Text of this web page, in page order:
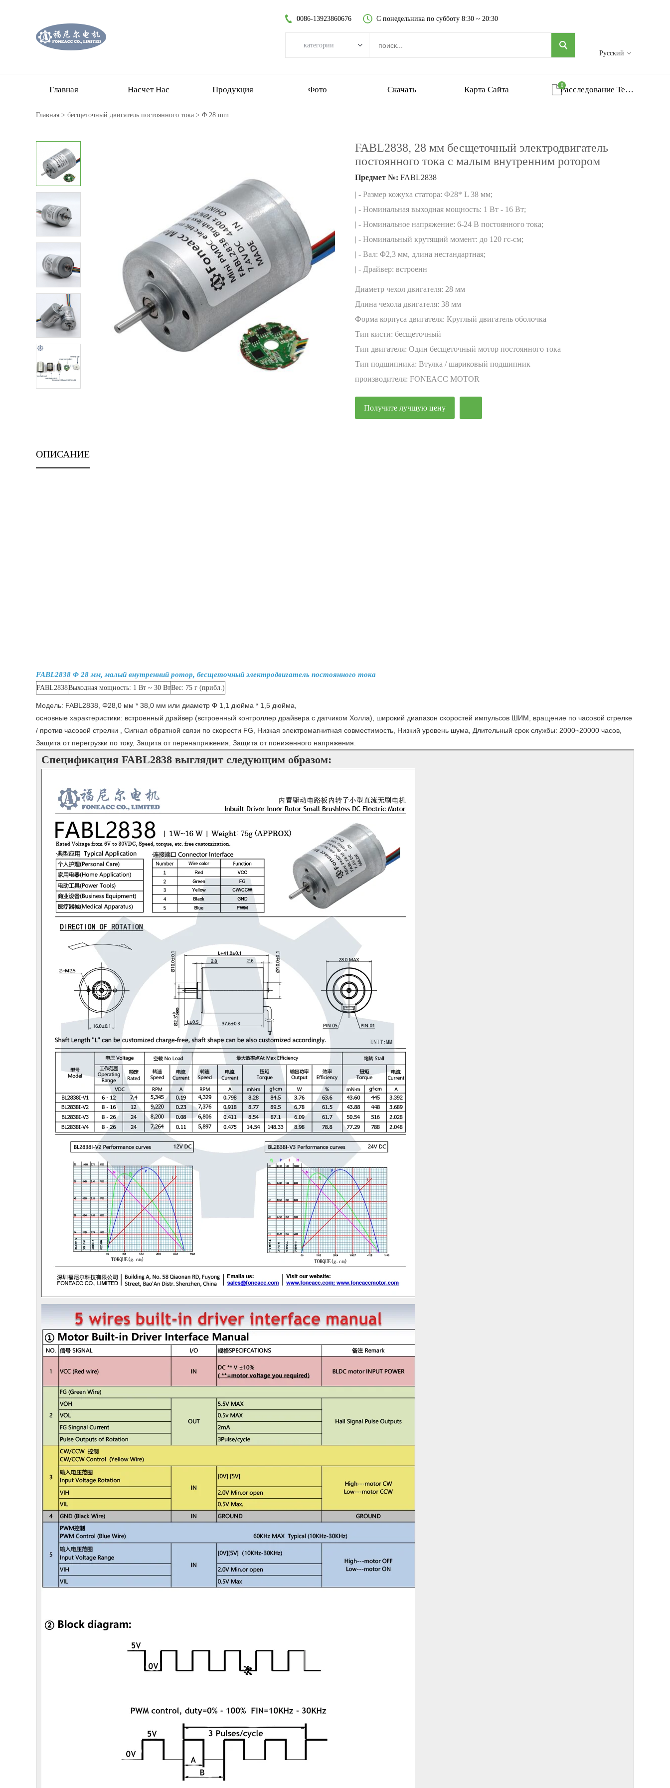
Русский
0086-13923860676 С понедельника по субботу 8:30 ~ 20:30
категории
бесколлекторный двигатель без сердечника
червячный мотор-редуктор
энкодер
Главная Насчет Нас Продукция Фото Скачать Карта Сайта Расследование Тележка
0
Главная > бесщеточный двигатель постоянного тока > Φ 28 mm
FABL2838, 28 мм бесщеточный электродвигатель
постоянного тока с малым внутренним ротором
Предмет №: FABL2838
| - Размер кожуха статора: Φ28* L 38 мм;
| - Номинальная выходная мощность: 1 Вт - 16 Вт;
| - Номинальное напряжение: 6-24 В постоянного тока;
| - Номинальный крутящий момент: до 120 гс-см;
| - Вал: Φ2,3 мм, длина нестандартная;
| - Драйвер: встроенн
Диаметр чехол двигателя: 28 мм
Длина чехола двигателя: 38 мм
Форма корпуса двигателя: Круглый двигатель оболочка
Тип кисти: бесщеточный
Тип двигателя: Один бесщеточный мотор постоянного тока
Тип подшипника: Втулка / шариковый подшипник
производителя: FONEACC MOTOR
Получите лучшую цену
ОПИСАНИЕ
FABL2838 Φ 28 мм, малый внутренний ротор, бесщеточный электродвигатель постоянного тока
FABL2838Выходная мощность: 1 Вт ~ 30 ВтВес: 75 г (прибл.)
Модель: FABL2838, Φ28,0 мм * 38,0 мм или диаметр Φ 1,1 дюйма * 1,5 дюйма,
основные характеристики: встроенный драйвер (встроенный контроллер драйвера с датчиком Холла), широкий диапазон скоростей импульсов ШИМ, вращение по часовой стрелке
/ против часовой стрелки , Сигнал обратной связи по скорости FG, Низкая электромагнитная совместимость, Низкий уровень шума, Длительный срок службы: 2000~20000 часов,
Защита от перегрузки по току, Защита от перенапряжения, Защита от пониженного напряжения.
Спецификация FABL2838 выглядит следующим образом: